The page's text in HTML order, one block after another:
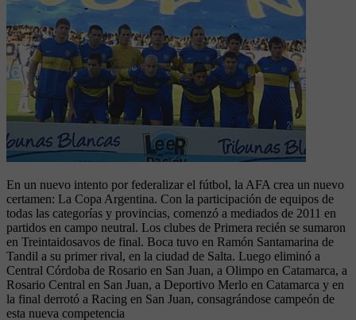
En un nuevo intento por federalizar el fútbol, la AFA crea un nuevo
certamen: La Copa Argentina. Con la participación de equipos de
todas las categorías y provincias, comenzó a mediados de 2011 en
partidos en campo neutral. Los clubes de Primera recién se sumaron
en Treintaidosavos de final. Boca tuvo en Ramón Santamarina de
Tandil a su primer rival, en la ciudad de Salta. Luego eliminó a
Central Córdoba de Rosario en San Juan, a Olimpo en Catamarca, a
Rosario Central en San Juan, a Deportivo Merlo en Catamarca y en
la final derrotó a Racing en San Juan, consagrándose campeón de
esta nueva competencia